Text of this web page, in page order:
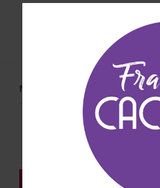
MEISTVERKAUFTE ARTIKEL
Blauer Frizzante
Principe
14.90
Copo Americano Serie